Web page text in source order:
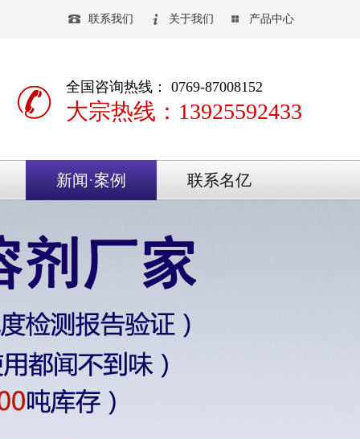
联系我们 关于我们 产品中心
全国咨询热线： 0769-87008152
大宗热线：13925592433
新闻·案例 联系名亿